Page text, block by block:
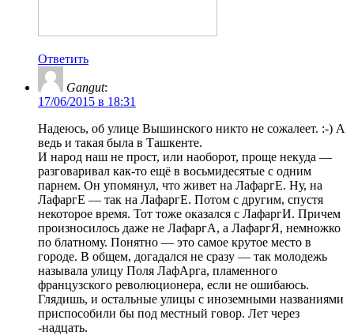
Ответить
Gangut:
17/06/2015 в 18:31
Надеюсь, об улице Вышинского никто не сожалеет. :-) А
ведь и такая была в Ташкенте.
И народ наш не прост, или наоборот, проще некуда —
разговаривал как-то ещё в восьмидесятые с одним
парнем. Он упомянул, что живет на ЛафаргЕ. Ну, на
ЛафаргЕ — так на ЛафаргЕ. Потом с другим, спустя
некоторое время. Тот тоже оказался с ЛафаргИ. Причем
произносилось даже не ЛафаргА, а ЛафаргЯ, немножко
по блатному. Понятно — это самое крутое место в
городе. В общем, догадался не сразу — так молодежь
называла улицу Поля ЛафАрга, пламенного
французского революционера, если не ошибаюсь.
Глядишь, и остальные улицы с иноземными названиями
приспособили бы под местный говор. Лет через
-надцать.